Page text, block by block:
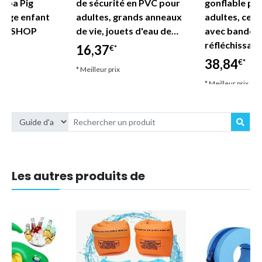
Pig
enfant
SHOP
de sécurité en PVC pour
adultes, grands anneaux
de vie, jouets d'eau de…
16,37€*
* Meilleur prix
gonflable
adultes,
avec bandes
38,84€*
* Meilleur prix
Les autres produits de